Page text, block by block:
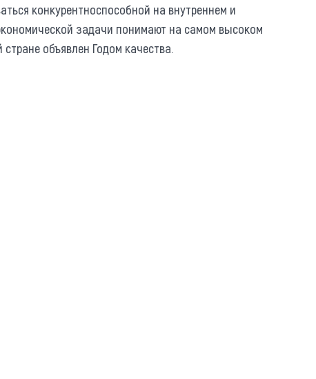
конкурентноспособной на внутреннем и
задачи понимают на самом высоком
объявлен Годом качества.